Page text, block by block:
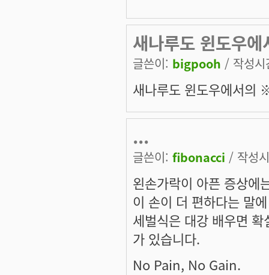
새나루도 윈도우
글쓴이: bigpooh / 작성
새나루도 윈도우에서의
...
글쓴이: fibonacci / 작성
왼손가락이 아픈 증상에
이 손이 더 편하다는 말
세벌식은 대강 배우면
가 있습니다.
No Pain, No Gain.